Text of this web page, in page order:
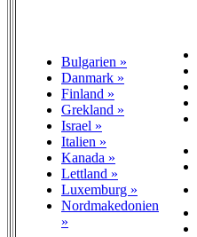
Bulgarien »
Danmark »
Finland »
Grekland »
Israel »
Italien »
Kanada »
Lettland »
Luxemburg »
Nordmakedonien
»